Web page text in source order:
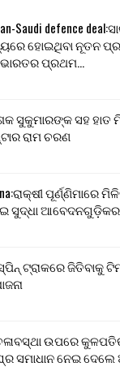
Saudi defence
ହୋଇଥିବା ନୂତନ
ପ୍ରଥମ…
ସୁକୁମାରଙ୍କ ସହ ହାତ
ରାମ ଚରଣ
ପୂର୍ଣ୍ଣିମାରେ
ସୁଦ୍ଧା
ଟ୍ରାକରେ ଜିତିବାକୁ
ଉପରେ
ସମାଧାନ ନେଇ ଦେଲେ